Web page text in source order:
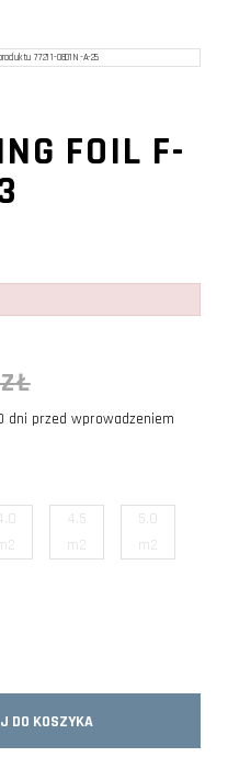
FOIL F-
dni przed wprowadzeniem
4.5
m2
5.0
m2
DO KOSZYKA